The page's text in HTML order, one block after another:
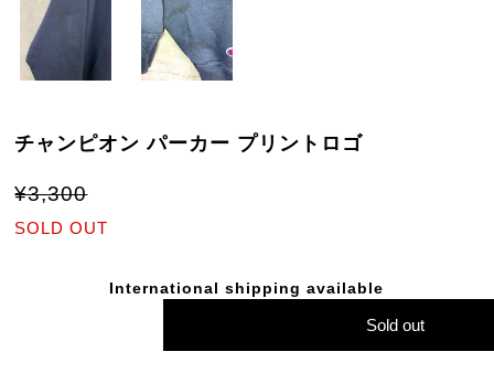
チャンピオン パーカー プリントロゴ
¥3,300
SOLD OUT
International shipping available
Sold out